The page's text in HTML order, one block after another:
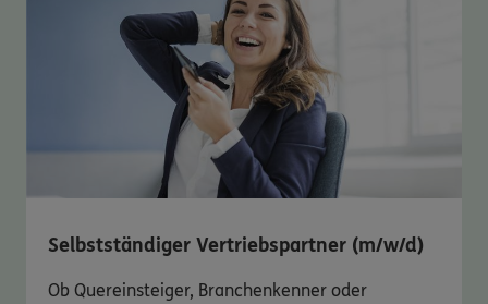
Selbstständiger Vertriebspartner (m/w/d)
Ob Quereinsteiger, Branchenkenner oder